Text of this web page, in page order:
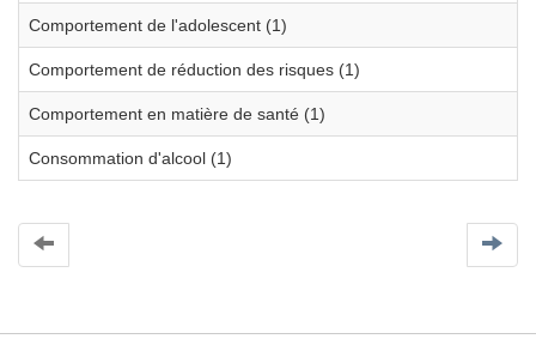
Comportement de l'adolescent (1)
Comportement de réduction des risques (1)
Comportement en matière de santé (1)
Consommation d'alcool (1)